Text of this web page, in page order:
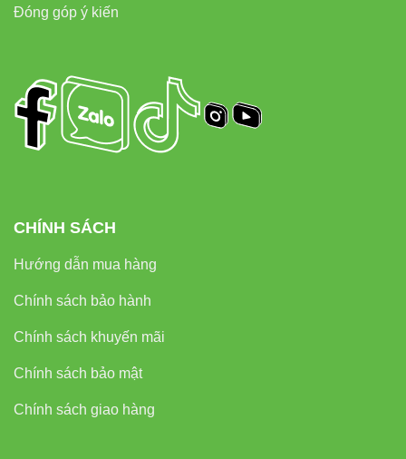
Đóng góp ý kiến
CHÍNH SÁCH
Hướng dẫn mua hàng
Chính sách bảo hành
Chính sách khuyến mãi
Chính sách bảo mật
Chính sách giao hàng